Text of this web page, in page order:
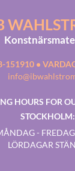
151910 •
HOURS FOR
STOCKHOLM:
-
LÖRDAGAR